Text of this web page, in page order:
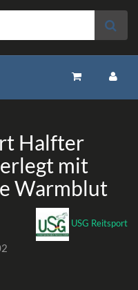
Halfter
mit
Warmblut
USG Reitsport